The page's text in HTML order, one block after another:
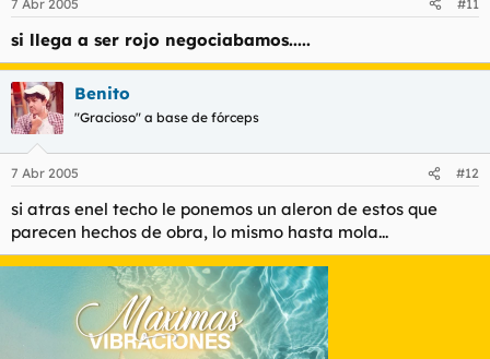
7 Abr 2005 #11
si llega a ser rojo negociabamos.....
Benito
"Gracioso" a base de fórceps
7 Abr 2005 #12
si atras enel techo le ponemos un aleron de estos que
parecen hechos de obra, lo mismo hasta mola...